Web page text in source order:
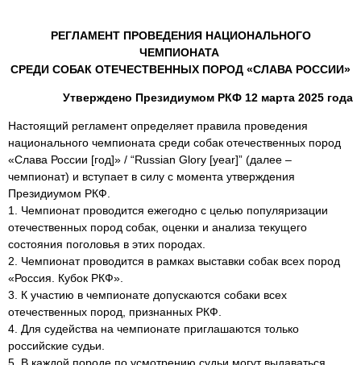
РЕГЛАМЕНТ ПРОВЕДЕНИЯ НАЦИОНАЛЬНОГО
ЧЕМПИОНАТА
СРЕДИ СОБАК ОТЕЧЕСТВЕННЫХ ПОРОД «СЛАВА РОССИИ»
Утверждено Президиумом РКФ 12 марта 2025 года
Настоящий регламент определяет правила проведения
национального чемпионата среди собак отечественных пород
«Слава России [год]» / “Russian Glory [year]” (далее –
чемпионат) и вступает в силу с момента утверждения
Президиумом РКФ.
1. Чемпионат проводится ежегодно с целью популяризации
отечественных пород собак, оценки и анализа текущего
состояния поголовья в этих породах.
2. Чемпионат проводится в рамках выставки собак всех пород
«Россия. Кубок РКФ».
3. К участию в чемпионате допускаются собаки всех
отечественных пород, признанных РКФ.
4. Для судейства на чемпионате приглашаются только
российские судьи.